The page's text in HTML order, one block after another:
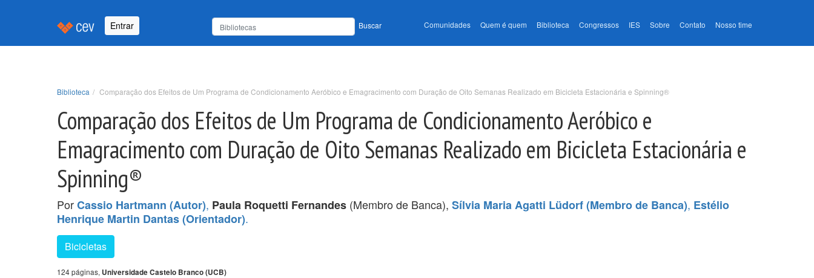
Entrar Buscar Comunidades Quem é quem Biblioteca Congressos IES Sobre Contato Nosso time
Biblioteca Comparação dos Efeitos de Um Programa de Condicionamento Aeróbico e Emagracimento com Duração de Oito Semanas Realizado em Bicicleta Estacionária e Spinning®
Comparação dos Efeitos de Um Programa de Condicionamento Aeróbico e
Emagracimento com Duração de Oito Semanas Realizado em Bicicleta Estacionária e
Spinning®
PorCassio Hartmann (Autor), Paula Roquetti Fernandes (Membro de Banca), Sílvia Maria Agatti Lüdorf (Membro de Banca), Estélio
Henrique Martin Dantas (Orientador).
Bicicletas
124 páginas, Universidade Castelo Branco (UCB)